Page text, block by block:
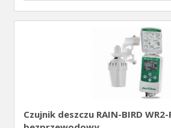
Czujnik deszczu RAIN-BIRD WR2-